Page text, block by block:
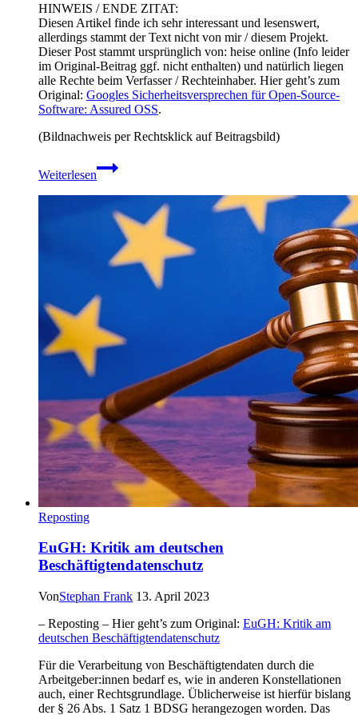
HINWEIS / ENDE ZITAT:
Diesen Artikel finde ich sehr interessant und lesenswert,
allerdings stammt der Text nicht von mir / diesem Projekt.
Dieser Post stammt ursprünglich von: heise online (Info leider
im Original-Beitrag ggf. nicht enthalten) und natürlich liegen
alle Rechte beim Verfasser / Rechteinhaber. Hier geht’s zum
Original: Googles Sicherheitsversprechen für Open-Source-
Software: Assured OSS.
(Bildnachweis per Rechtsklick auf Beitragsbild)
Weiterlesen
Googles
Sicherheitsversprechen
Open-
Source-
Software:
Assured
OSS
Reposting
EuGH: Kritik am deutschen
Beschäftigtendatenschutz
VonStephan Frank 13. April 2023
– Reposting – Hier geht’s zum Original: EuGH: Kritik am
deutschen Beschäftigtendatenschutz
Für die Verarbeitung von Beschäftigtendaten durch die
Arbeitgeber:innen bedarf es, wie in anderen Konstellationen
auch, einer Rechtsgrundlage. Üblicherweise ist hierfür bislang
der § 26 Abs. 1 Satz 1 BDSG herangezogen worden. Das